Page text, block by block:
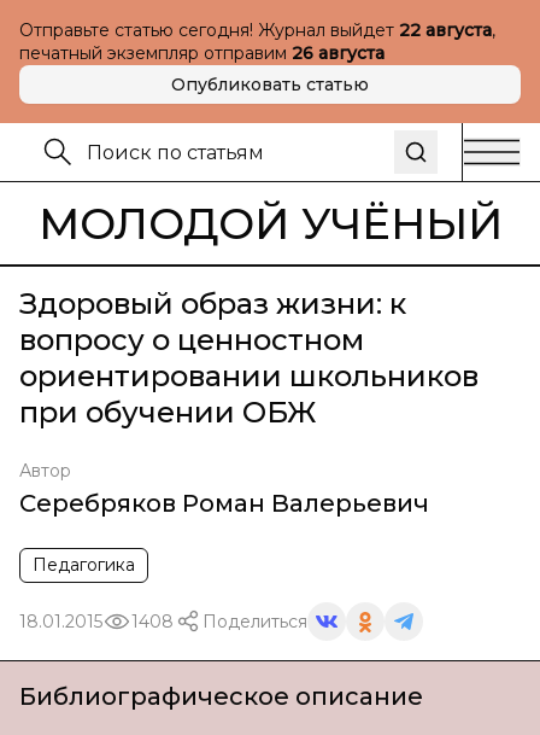
Отправьте статью сегодня! Журнал выйдет 22 августа,
печатный экземпляр отправим 26 августа
Опубликовать статью
МОЛОДОЙ УЧЁНЫЙ
Здоровый образ жизни: к
вопросу о ценностном
ориентировании школьников
при обучении ОБЖ
Автор
Серебряков Роман Валерьевич
Педагогика
18.01.2015 1408 Поделиться
Библиографическое описание